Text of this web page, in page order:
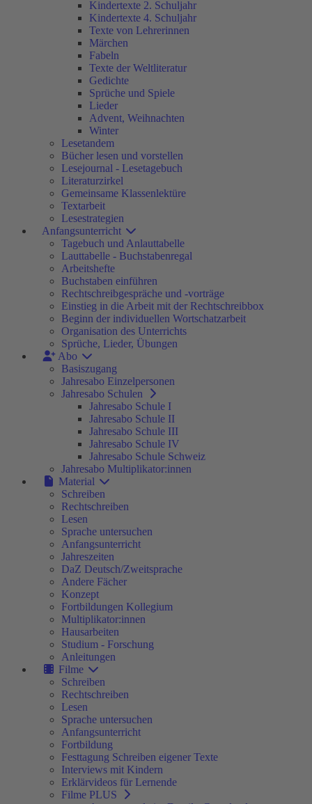
Kindertexte 2. Schuljahr
Kindertexte 4. Schuljahr
Texte von Lehrerinnen
Märchen
Fabeln
Texte der Weltliteratur
Gedichte
Sprüche und Spiele
Lieder
Advent, Weihnachten
Winter
Lesetandem
Bücher lesen und vorstellen
Lesejournal - Lesetagebuch
Literaturzirkel
Gemeinsame Klassenlektüre
Textarbeit
Lesestrategien
Anfangsunterricht
Tagebuch und Anlauttabelle
Lauttabelle - Buchstabenregal
Arbeitshefte
Buchstaben einführen
Rechtschreibgespräche und -vorträge
Einstieg in die Arbeit mit der Rechtschreibbox
Beginn der individuellen Wortschatzarbeit
Organisation des Unterrichts
Sprüche, Lieder, Übungen
Abo
Basiszugang
Jahresabo Einzelpersonen
Jahresabo Schulen
Jahresabo Schule I
Jahresabo Schule II
Jahresabo Schule III
Jahresabo Schule IV
Jahresabo Schule Schweiz
Jahresabo Multiplikator:innen
Material
Schreiben
Rechtschreiben
Lesen
Sprache untersuchen
Anfangsunterricht
Jahreszeiten
DaZ Deutsch/Zweitsprache
Andere Fächer
Konzept
Fortbildungen Kollegium
Multiplikator:innen
Hausarbeiten
Studium - Forschung
Anleitungen
Filme
Schreiben
Rechtschreiben
Lesen
Sprache untersuchen
Anfangsunterricht
Fortbildung
Festtagung Schreiben eigener Texte
Interviews mit Kindern
Erklärvideos für Lernende
Filme PLUS